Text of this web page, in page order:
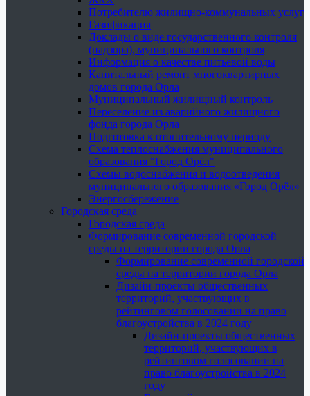
Потребителю жилищно-коммунальных услуг
Газификация
Доклады о виде государственного контроля
(надзора), муниципального контроля
Информация о качестве питьевой воды
Капитальный ремонт многоквартирных
домов города Орла
Муниципальный жилищный контроль
Переселение из аварийного жилищного
фонда города Орла
Подготовка к отопительному периоду
Схема теплоснабжения муниципального
образования "Город Орёл"
Схемы водоснабжения и водоотведения
муниципального образования «Город Орёл»
Энергосбережение
Городская среда
Городская среда
Формирование современной городской
среды на территории города Орла
Формирование современной городской
среды на территории города Орла
Дизайн-проекты общественных
территорий, участвующих в
рейтинговом голосовании на право
благоустройства в 2024 году
Дизайн-проекты общественных
территорий, участвующих в
рейтинговом голосовании на
право благоустройства в 2024
году